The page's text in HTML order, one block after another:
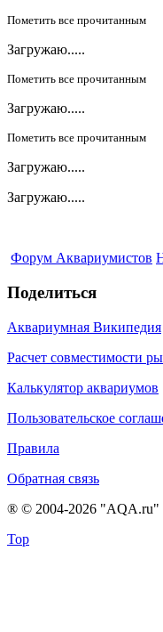
Пометить все прочитанным
Загружаю.....
Пометить все прочитанным
Загружаю.....
Пометить все прочитанным
Загружаю.....
Загружаю.....
Форум Аквариумистов
Поделиться
Аквариумная Википедия
Расчет совместимости
Калькулятор аквариумов
Пользовательское
Правила
Обратная связь
® © 2004-2026
Top